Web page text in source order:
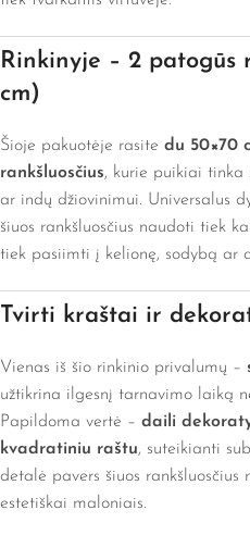
Rinkinyje – 2 patogūs
cm)
Šioje pakuotėje rasite du 50×70
rankšluosčius, kurie puikiai tinka
ar indų džiovinimui. Universalus
šiuos rankšluosčius naudoti tiek
tiek pasiimti į kelionę, sodybą ar
Tvirti kraštai ir
Vienas iš šio rinkinio privalumų –
užtikrina ilgesnį tarnavimo laiką
Papildoma vertė – daili
kvadratiniu raštu, suteikianti
detalė pavers šiuos
estetiškai maloniais.